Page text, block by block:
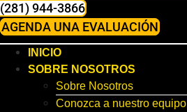
(281) 944-3866
AGENDA UNA EVALUACIÓN
INICIO
SOBRE NOSOTROS
Sobre Nosotros
Conozca a nuestro equipo